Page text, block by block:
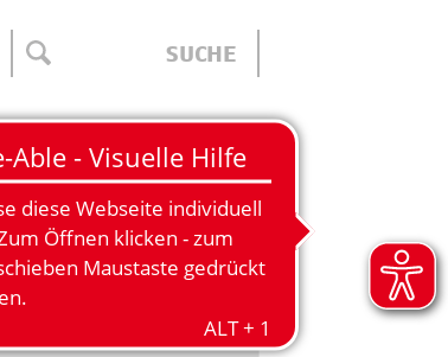
ÜBER UNS
Kontakt